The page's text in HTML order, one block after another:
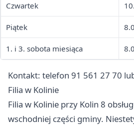
Czwartek
Piątek
1. i 3. sobota miesiąca
Kontakt: telefon 91 561 27 70
Filia w Kolinie
Filia w Kolinie przy Kolin 8
wschodniej części gminy.